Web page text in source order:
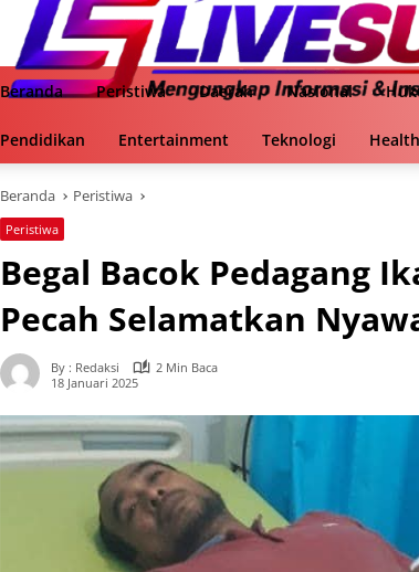
Beranda
Peristiwa Daerah Nasional
Pendidikan Entertainment Teknologi Health
Beranda Peristiwa
Peristiwa
Begal Bacok Pedagang
Pecah Selamatkan
By : Redaksi
2 Min Baca
18 Januari 2025